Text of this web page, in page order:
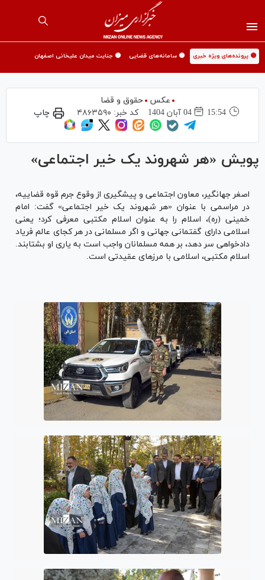
🟡 پرونده‌های ویژه خبری 🟡 سامانه‌های قضایی 🟡 جنایت میدان علیخانی اصفهان
عکس
حقوق و قضا
15:54
04 آبان 1404 کد خبر: ۴۸۶۳۵۹۰ چاپ
پویش «هر شهروند یک خیر اجتماعی»
اصغر جهانگیر، معاون اجتماعی و پیشگیری از وقوع جرم قوه قضاییه،
در مراسمی با عنوان «هر شهروند یک خیر اجتماعی» گفت: امام
خمینی (ره)، اسلام را به عنوان اسلام مکتبی معرفی کرد؛ یعنی
اسلامی دارای گفتمانی جهانی و اگر مسلمانی در هر کجای عالم فریاد
دادخواهی سر دهد، بر همه مسلمانان واجب است به یاری او بشتابند.
اسلام مکتبی، اسلامی با مرز‌های عقیدتی است.